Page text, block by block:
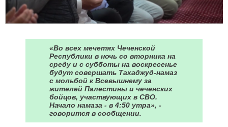
«Во всех мечетях Чеченской
Республики в ночь со вторника на
среду и с субботы на воскресенье
будут совершать Тахаджуд-намаз
с мольбой к Всевышнему за
жителей Палестины и чеченских
бойцов, участвующих в СВО.
Начало намаза - в 4:50 утра», -
говорится в сообщении.